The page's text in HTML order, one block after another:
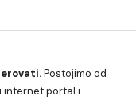
Postojimo od
internet portal i